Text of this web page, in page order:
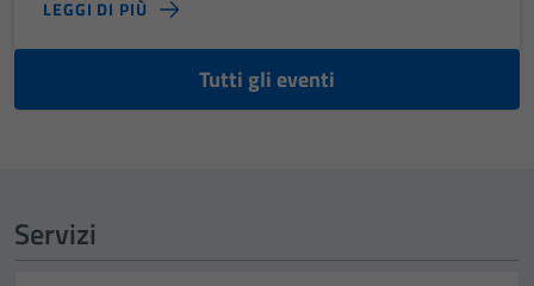
LEGGI DI PIÙ
Tutti gli eventi
Servizi